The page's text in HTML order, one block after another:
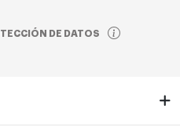
DE DATOS